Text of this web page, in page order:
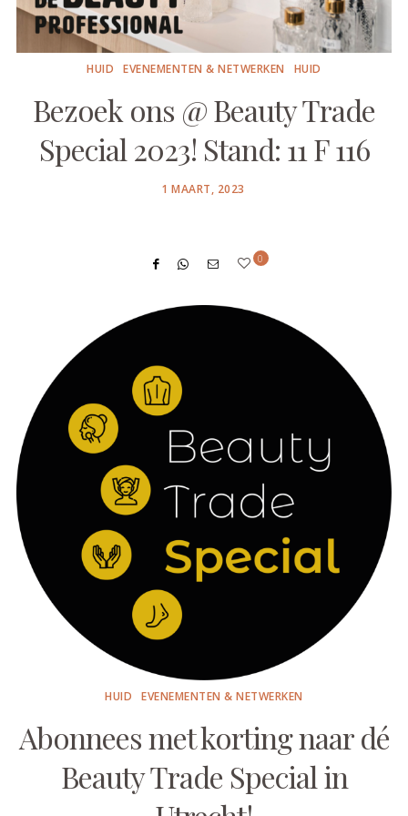
HUID EVENEMENTEN & NETWERKEN HUID
Bezoek ons @ Beauty Trade
Special 2023! Stand: 11 F 116
POSTED
1 MAART, 2023
0
HUID EVENEMENTEN & NETWERKEN
Abonnees met korting naar dé
Beauty Trade Special in